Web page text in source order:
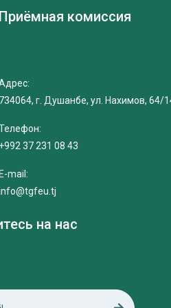
Приёмная комиссия
734064, г. Душанбе, ул. Нахимов, 64/
+992 37 231 08 43
E-mail:
на нас